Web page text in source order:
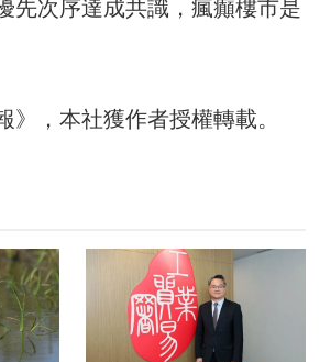
先次序達成共識，瘋癲樓市是
》，本社獲作者授權轉載。